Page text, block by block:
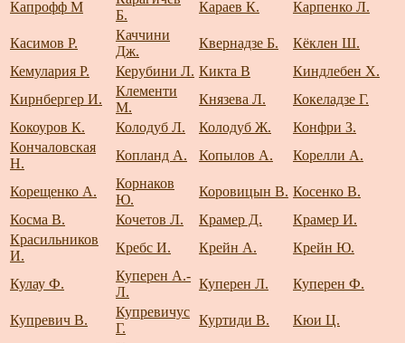
Капрофф М
Б.
Караев К. Карпенко Л.
Касимов Р.
Каччини
Дж.
Квернадзе Б.
Кёклен Ш.
Кемулария Р.
Керубини Л. Кикта В
Киндлебен Х.
Кирнбергер И.
Клементи
М.
Князева Л.
Кокеладзе Г.
Кокоуров К.
Колодуб Л. Колодуб Ж.
Конфри З.
Кончаловская
Н.
Копланд А. Копылов А. Корелли А.
Корещенко А.
Корнаков
Ю.
Коровицын В. Косенко В.
Косма В.
Кочетов Л. Крамер Д.
Крамер И.
Красильников
И.
Кребс И. Крейн А. Крейн Ю.
Кулау Ф.
Куперен А.-
Л.
Куперен Л. Куперен Ф.
Купревич В.
Купревичус
Г.
Куртиди В. Кюи Ц.